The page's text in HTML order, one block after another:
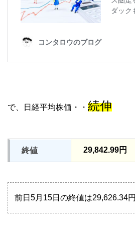
で、日経平均株価・・ 続伸
終値 29,842.99円
前日5月15日の終値は29,626.34円